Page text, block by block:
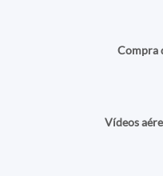
Compra
Vídeos